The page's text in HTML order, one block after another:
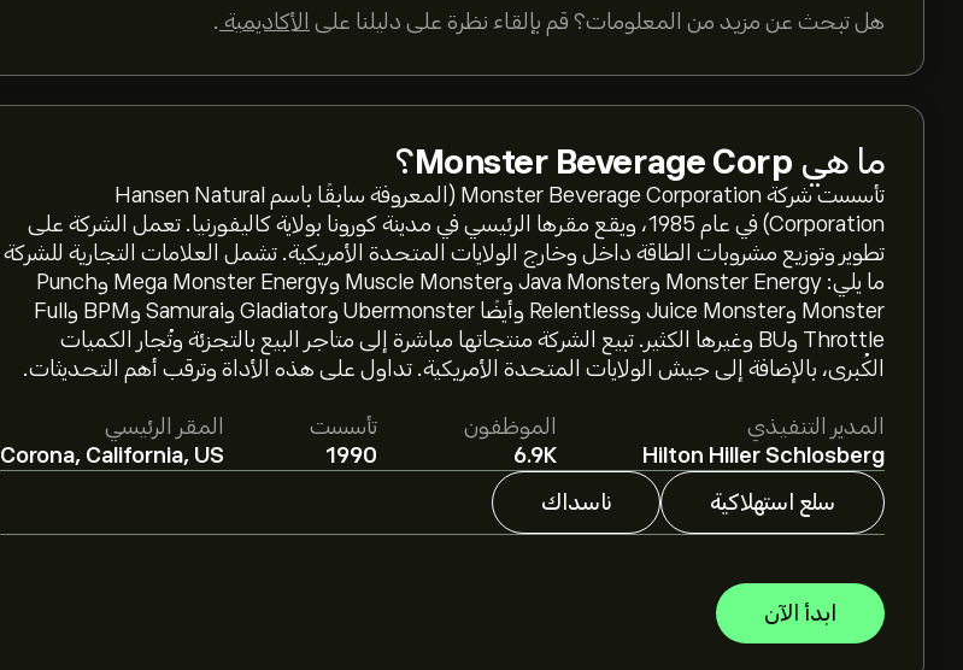
هل تبحث عن مزيد من المعلومات؟ قم بإلقاء نظرة على دليلنا على الأكاديمية .
ما هي Monster Beverage Corp؟
تأسست شركة Monster Beverage Corporation (المعروفة سابقًا باسم Hansen Natural
Corporation) في عام 1985، ويقع مقرها الرئيسي في مدينة كورونا بولاية كاليفورنيا. تعمل الشركة على
تطوير وتوزيع مشروبات الطاقة داخل وخارج الولايات المتحدة الأمريكية. تشمل العلامات التجارية للشركة
ما يلي: Monster Energy وJava Monster وMuscle Monster وMega Monster Energy وPunch
Monster وJuice Monster وRelentless وأيضًا Ubermonster وGladiator وSamurai وBPM وFull
Throttle وBU وغيرها الكثير. تبيع الشركة منتجاتها مباشرة إلى متاجر البيع بالتجزئة وتُجار الكميات
الكُبرى، بالإضافة إلى جيش الولايات المتحدة الأمريكية. تداول على هذه الأداة وترقب أهم التحديثات.
المدير التنفيذي
Hilton Hiller Schlosberg
الموظفون
6.9K
تأسست
1990
المقر الرئيسي
Corona, California, US
سلع استهلاكية
ناسداك
ابدأ الآن